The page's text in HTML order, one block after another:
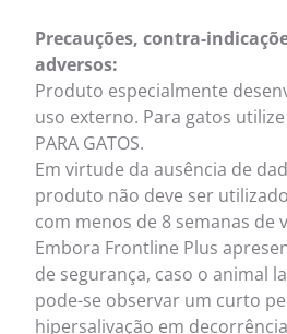
Precauções, contra-
adversos:
Produto especialmente
uso externo. Para gatos utilize
PARA GATOS.
Em virtude da ausência de
produto não deve ser
com menos de 8 semanas de
Embora Frontline Plus
de segurança, caso o animal
pode-se observar um curto
hipersalivação em